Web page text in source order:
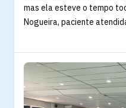
mas ela esteve o tempo
Nogueira, paciente